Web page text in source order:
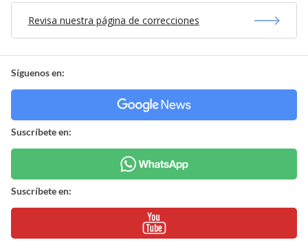
Revisa nuestra página de correcciones
Síguenos en:
Suscríbete en:
Suscríbete en: